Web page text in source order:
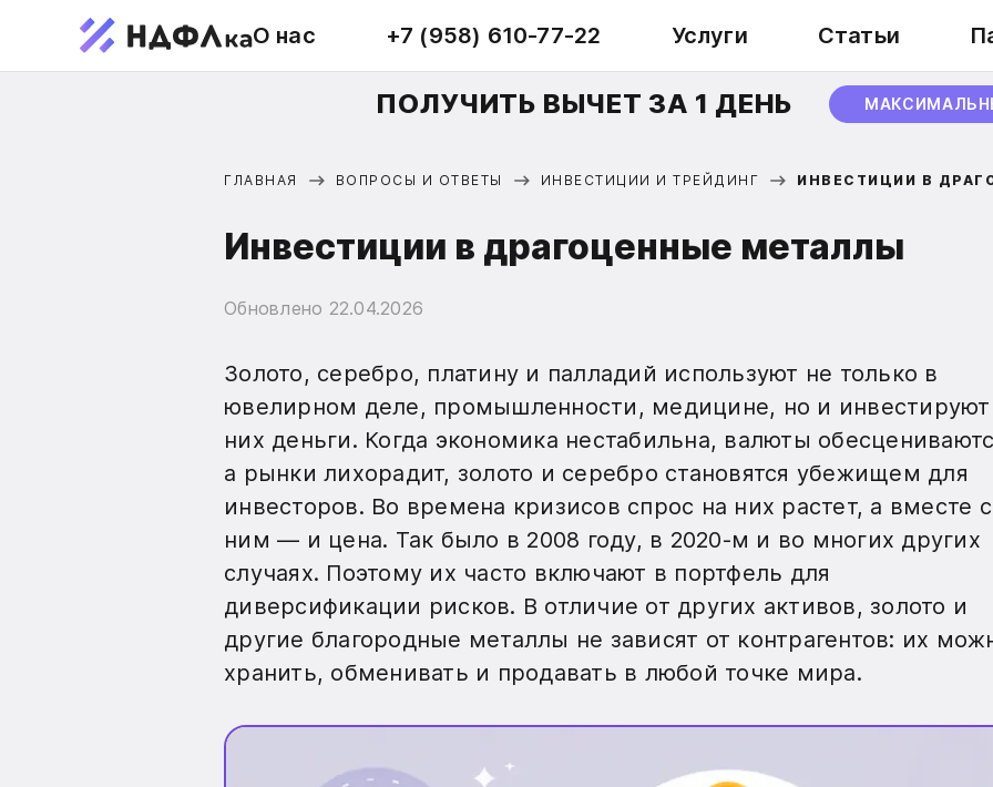
О нас +7 (958) 610-77-22 Услуги Статьи
ПОЛУЧИТЬ ВЫЧЕТ ЗА 1 ДЕНЬ
ГЛАВНАЯ ВОПРОСЫ И ОТВЕТЫ ИНВЕСТИЦИИ И ТРЕЙДИНГ ИНВЕСТИЦИИ В
Инвестиции в драгоценные металлы
Обновлено 22.04.2026
Золото, серебро, платину и палладий используют не только в
ювелирном деле, промышленности, медицине, но и инвестируют
них деньги. Когда экономика нестабильна, валюты
а рынки лихорадит, золото и серебро становятся убежищем для
инвесторов. Во времена кризисов спрос на них растет, а вместе с
ним — и цена. Так было в 2008 году, в 2020-м и во многих других
случаях. Поэтому их часто включают в портфель для
диверсификации рисков. В отличие от других активов, золото и
другие благородные металлы не зависят от контрагентов: их
хранить, обменивать и продавать в любой точке мира.